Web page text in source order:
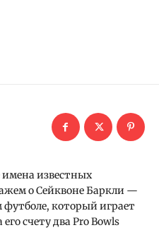
известных
о Сейквоне Баркли —
который играет
счету два Pro Bowls